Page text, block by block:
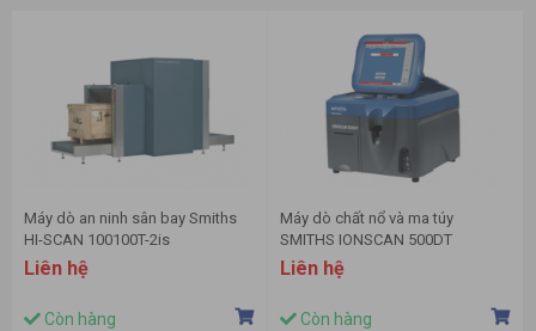
Máy dò an ninh sân bay Smiths
HI-SCAN 100100T-2is
Liên hệ
Còn hàng
Máy dò chất nổ và ma túy
SMITHS IONSCAN 500DT
Liên hệ
Còn hàng